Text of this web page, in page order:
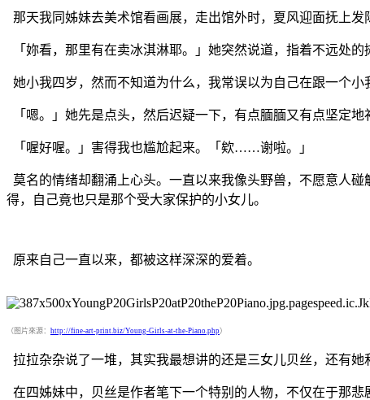
那天我同姊妹去美术馆看画展，走出馆外时，夏风迎面抚上发
「妳看，那里有在卖冰淇淋耶。」她突然说道，指着不远处的
她小我四岁，然而不知道为什么，我常误以为自己在跟一个小
「嗯。」她先是点头，然后迟疑一下，有点腼腼又有点坚定地
「喔好喔。」害得我也尴尬起来。「欸……谢啦。」
莫名的情绪却翻涌上心头。一直以来我像头野兽，不愿意人
得，自己竟也只是那个受大家保护的小女儿。
原来自己一直以来，都被这样深深的爱着。
（图片來源： http://fine-art-print.biz/Young-Girls-at-the-Piano.php）
拉拉杂杂说了一堆，其实我最想讲的还是三女儿贝丝，还有她
在四姊妹中，贝丝是作者笔下一个特别的人物，不仅在于那悲